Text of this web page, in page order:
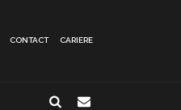
CONTACT CARIERE